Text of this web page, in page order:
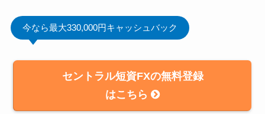
今なら最大330,000円キャッシュバック
セントラル短資FXの無料登録
はこちら